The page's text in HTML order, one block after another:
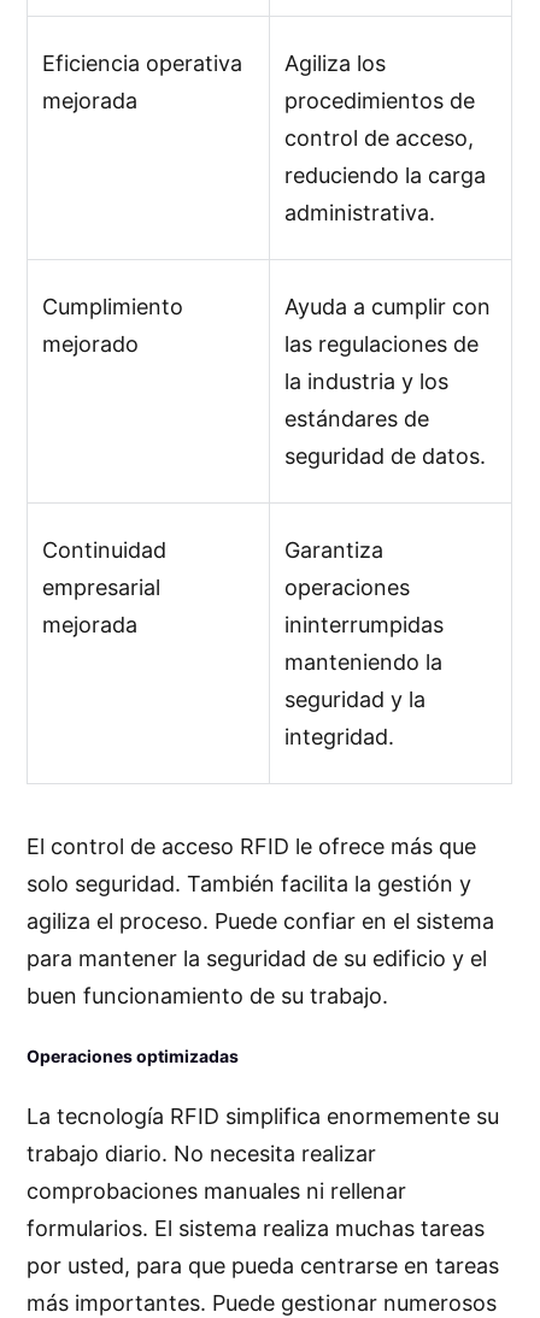
Eficiencia operativa
mejorada
Agiliza los
procedimientos de
control de acceso,
reduciendo la carga
administrativa.
Cumplimiento
mejorado
Ayuda a cumplir con
las regulaciones de
la industria y los
estándares de
seguridad de datos.
Continuidad
empresarial
mejorada
Garantiza
operaciones
ininterrumpidas
manteniendo la
seguridad y la
integridad.
El control de acceso RFID le ofrece más que
solo seguridad. También facilita la gestión y
agiliza el proceso. Puede confiar en el sistema
para mantener la seguridad de su edificio y el
buen funcionamiento de su trabajo.
Operaciones optimizadas
La tecnología RFID simplifica enormemente su
trabajo diario. No necesita realizar
comprobaciones manuales ni rellenar
formularios. El sistema realiza muchas tareas
por usted, para que pueda centrarse en tareas
más importantes. Puede gestionar numerosos